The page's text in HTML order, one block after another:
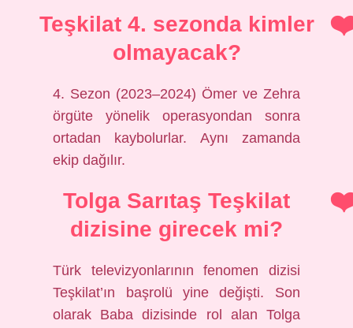
Teşkilat 4. sezonda kimler
olmayacak?
4. Sezon (2023–2024) Ömer ve Zehra
örgüte yönelik operasyondan sonra
ortadan kaybolurlar. Aynı zamanda
ekip dağılır.
Tolga Sarıtaş Teşkilat
dizisine girecek mi?
Türk televizyonlarının fenomen dizisi
Teşkilat’ın başrolü yine değişti. Son
olarak Baba dizisinde rol alan Tolga